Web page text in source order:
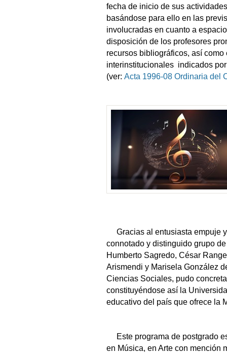
fecha de inicio de sus
basándose para ello en las
involucradas en cuanto a
disposición de los profesores
recursos bibliográficos, así
interinstitucionales indicados
(ver: Acta 1996-08 Ordinaria del
Gracias al entusiasta empuje
connotado y distinguido grupo
Humberto Sagredo, César
Arismendi y Marisela González
Ciencias Sociales, pudo
constituyéndose así la
educativo del país que ofrece la
Este programa de postgrado
en Música, en Arte con mención